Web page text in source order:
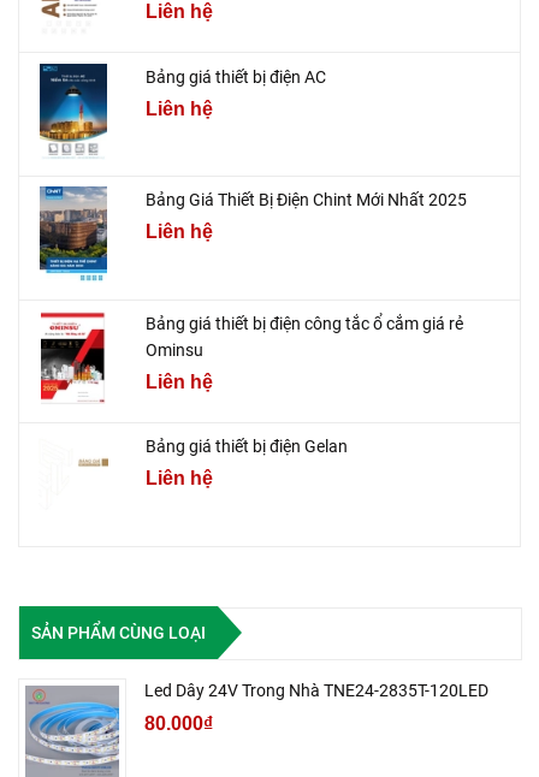
Liên hệ
Bảng giá thiết bị điện AC
Liên hệ
Bảng Giá Thiết Bị Điện Chint Mới Nhất 2025
Liên hệ
Bảng giá thiết bị điện công tắc ổ cắm giá rẻ
Ominsu
Liên hệ
Bảng giá thiết bị điện Gelan
Liên hệ
SẢN PHẨM CÙNG LOẠI
Led Dây 24V Trong Nhà TNE24-2835T-120LED
80.000₫